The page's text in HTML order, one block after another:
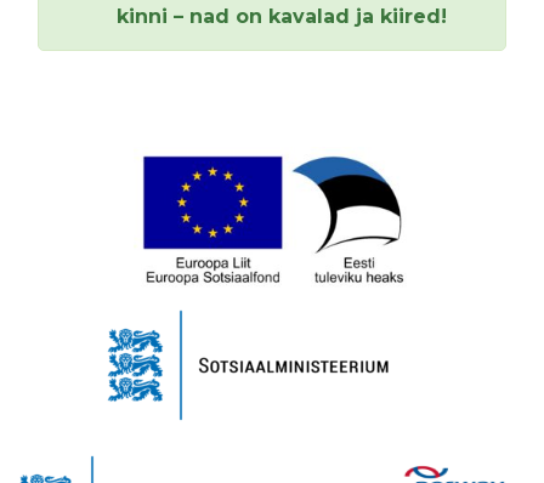
kinni – nad on kavalad ja kiired!